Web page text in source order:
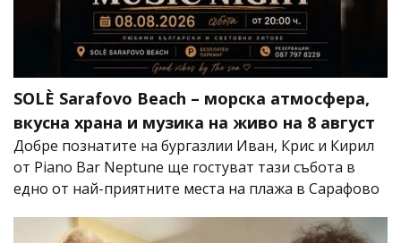
SOLÈ Sarafovo Beach – морска атмосфера,
вкусна храна и музика на живо на 8 август
Добре познатите на бургазлии Иван, Крис и Кирил
от Piano Bar Neptune ще гостуват тази събота в
едно от най-приятните места на плажа в Сарафово